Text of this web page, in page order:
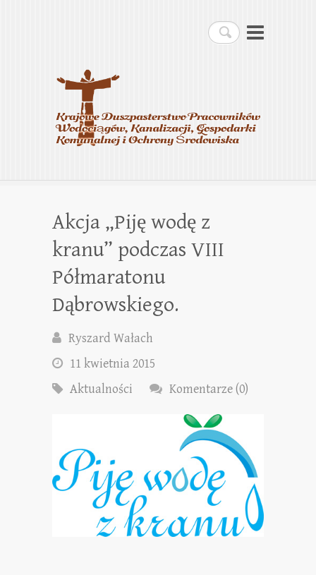
Szukaj
Krajowe Duszpasterstwo
Pracowników
Wodociągów, Kanalizacji,
Gospodarki Komunalnej i
Ochrony Środowiska
Akcja „Piję wodę z
kranu” podczas VIII
Półmaratonu
Dąbrowskiego.
Ryszard Wałach
11 kwietnia 2015
Aktualności
Komentarze (0)